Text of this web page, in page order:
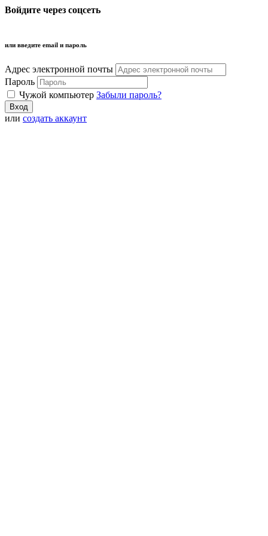
Войдите через соцсеть
или введите email и пароль
Адрес электронной почты
Пароль
Чужой компьютер Забыли пароль?
или создать аккаунт